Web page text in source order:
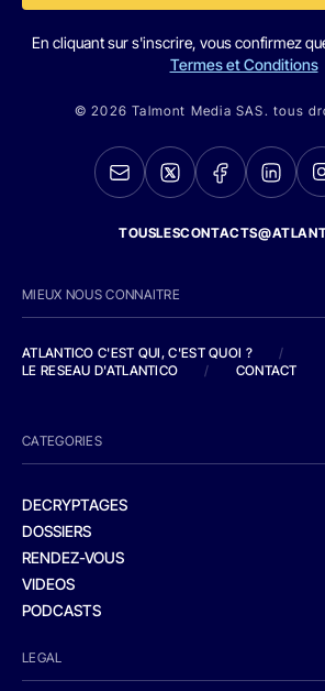
En cliquant sur s'inscrire, vous confirmez
Termes et Conditions
© 2026 Talmont Media SAS. tous
MIEUX NOUS CONNAITRE
ATLANTICO C'EST QUI, C'EST QUOI ?
/
LE RESEAU D'ATLANTICO
/ CONTACT
CATEGORIES
DECRYPTAGES
DOSSIERS
RENDEZ-VOUS
VIDEOS
PODCASTS
LEGAL